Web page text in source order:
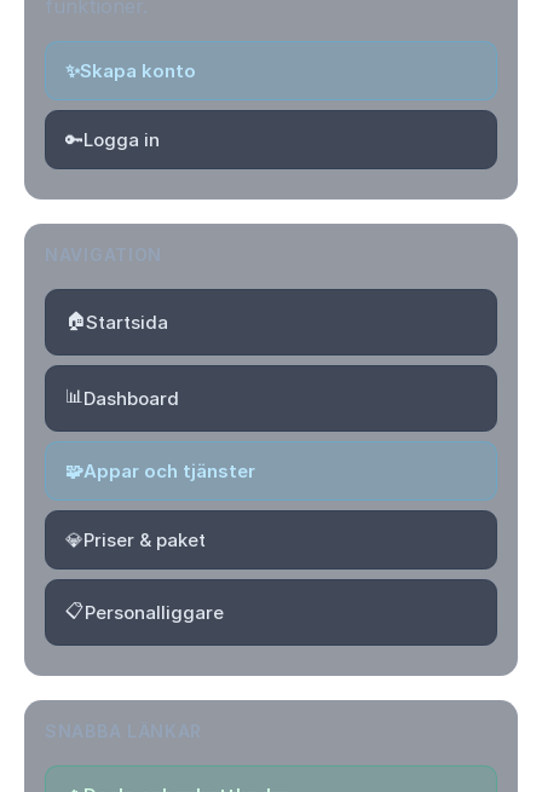
✨Skapa konto
🔑Logga in
🏠Startsida
📊Dashboard
🧩Appar och tjänster
💎Priser & paket
📋Personalliggare